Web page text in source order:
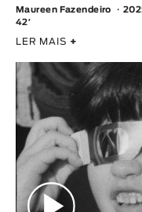
Maureen Fazendeiro
42′
LER MAIS +